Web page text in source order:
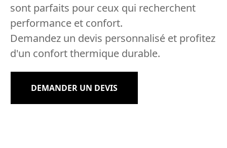
sont parfaits pour ceux qui recherchent
performance et confort.
Demandez un devis personnalisé et profitez
d'un confort thermique durable.
DEMANDER UN DEVIS